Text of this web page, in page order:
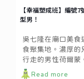
【幸福塑成班】編號
型男！
吳七隆在廟口美食
食聚集地。濃厚的
行走的男性荷爾蒙
標誌性的生意碗，
Read more